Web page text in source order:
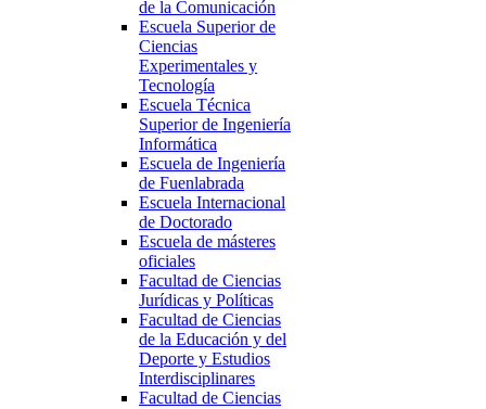
de la Comunicación
Escuela Superior de
Ciencias
Experimentales y
Tecnología
Escuela Técnica
Superior de Ingeniería
Informática
Escuela de Ingeniería
de Fuenlabrada
Escuela Internacional
de Doctorado
Escuela de másteres
oficiales
Facultad de Ciencias
Jurídicas y Políticas
Facultad de Ciencias
de la Educación y del
Deporte y Estudios
Interdisciplinares
Facultad de Ciencias